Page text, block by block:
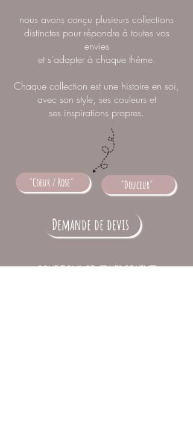
nous avons conçu plusieurs collections
distinctes pour répondre à toutes vos
envies
et s'adapter à chaque thème.
Chaque collection est une histoire en soi,
avec son style, ses couleurs et
ses inspirations propres.
"Coeur / Rose" "Douceur"
Demande de devis
CONDITIONS GENERALES DE VENTE